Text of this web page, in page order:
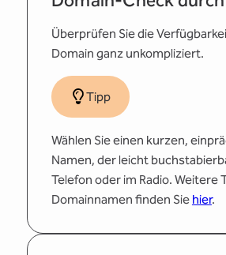
Überprüfen Sie die
Domain ganz unkompliziert.
Tipp
Wählen Sie einen kurzen,
Namen, der leicht
Telefon oder im Radio. Weitere
Domainnamen finden Sie hier.